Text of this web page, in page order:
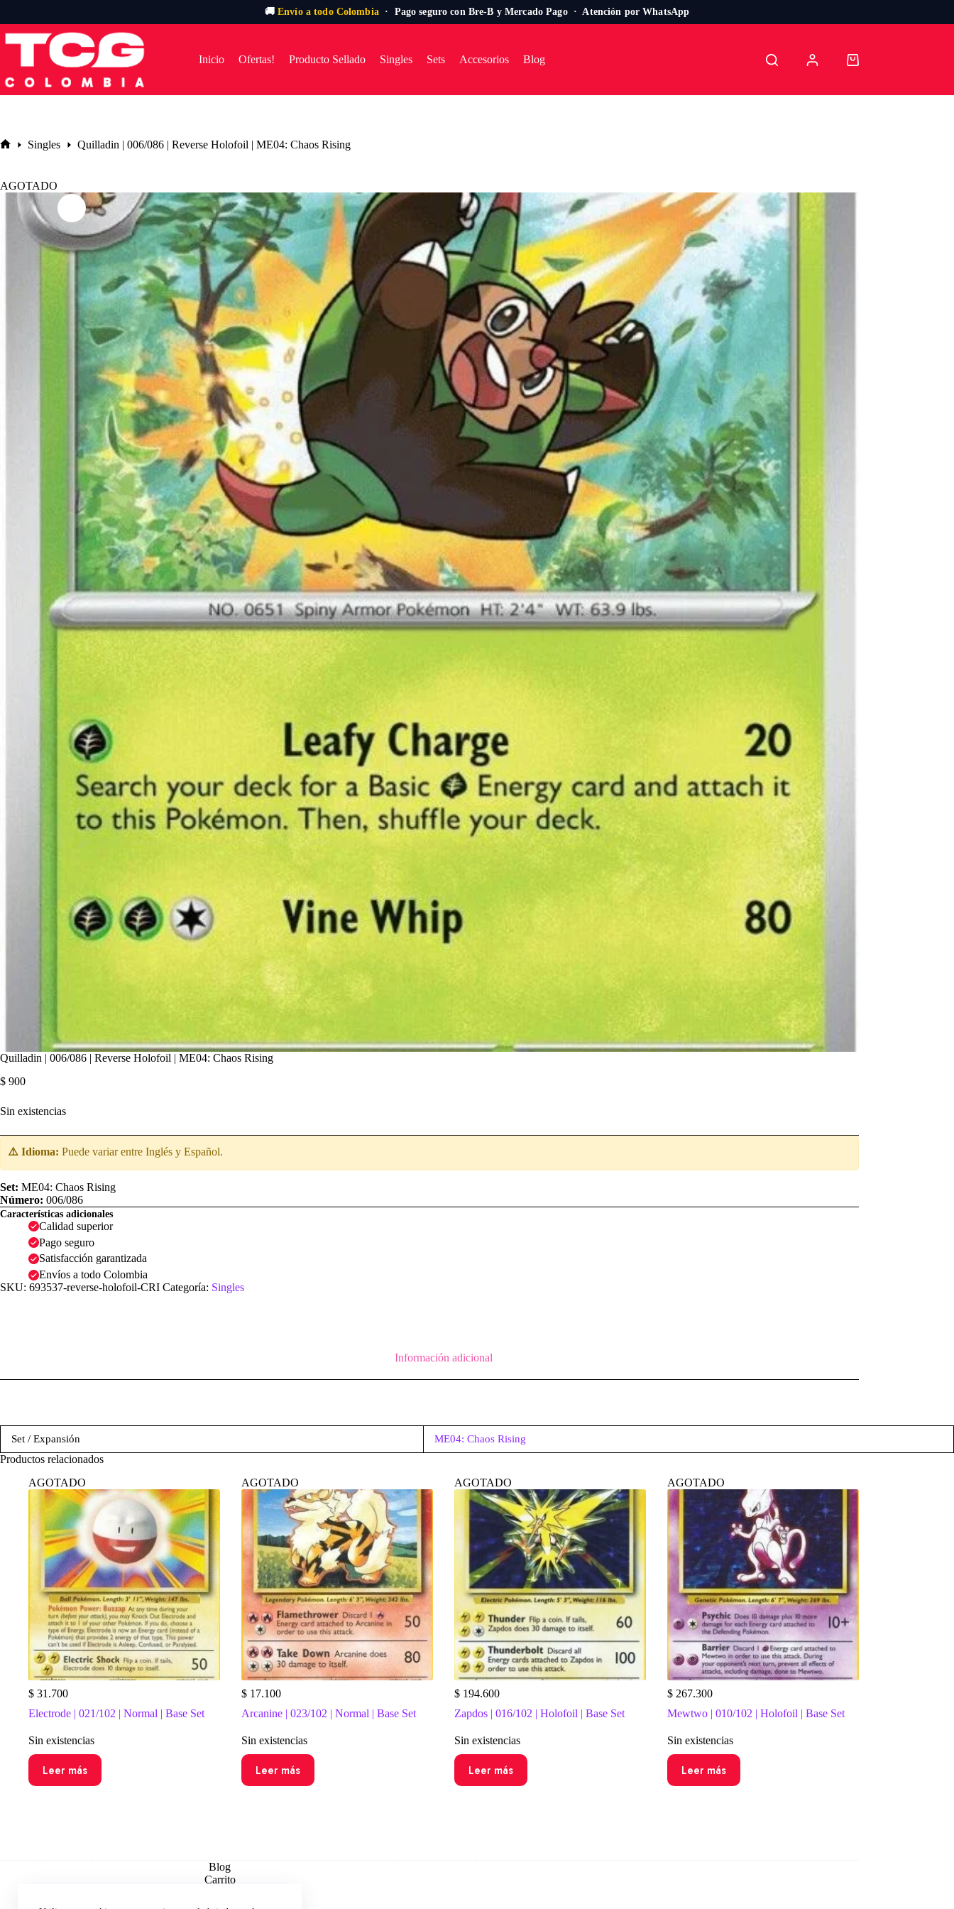
🚚 Envío a todo Colombia· Pago seguro con Bre-B y Mercado Pago · Atención por WhatsApp
al
Inicio Ofertas! Producto Sellado Singles Sets Accesorios Blog
Carro
Singles Quilladin | 006/086 | Reverse Holofoil | ME04: Chaos Rising
AGOTADO
Quilladin | 006/086 | Reverse Holofoil | ME04: Chaos Rising
$ 900
Sin existencias
⚠️ Idioma: Puede variar entre Inglés y Español.
Set: ME04: Chaos Rising
Número: 006/086
Características adicionales
Calidad superior
Pago seguro
Satisfacción garantizada
Envíos a todo Colombia
SKU: 693537-reverse-holofoil-CRI Categoría: Singles
Información adicional
Set / Expansión ME04: Chaos Rising
Productos relacionados
AGOTADO
$ 31.700
Electrode | 021/102 | Normal | Base Set
Sin existencias
Leer más
AGOTADO
$17.100
Arcanine | 023/102 | Normal | Base Set
Sin existencias
Leer más
AGOTADO
$194.600
Zapdos | 016/102 | Holofoil | Base Set
Sin existencias
Leer más
AGOTADO
$267.300
Mewtwo | 010/102 | Holofoil | Base Set
Sin existencias
Leer más
Blog
Carrito